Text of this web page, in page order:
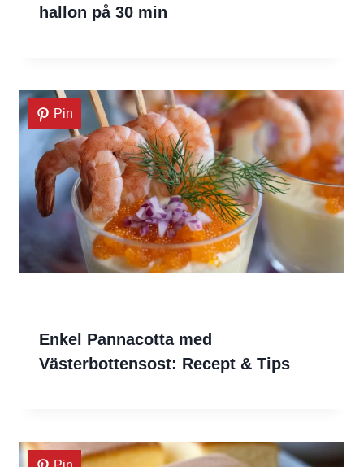
hallon på 30 min
Pin
Enkel Pannacotta med
Västerbottensost: Recept & Tips